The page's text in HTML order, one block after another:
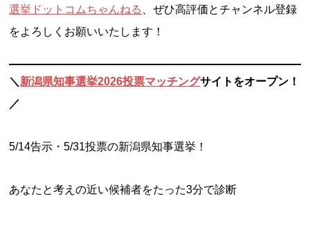
選挙ドットコムちゃんねる
、ぜひ高評価とチャンネル登録
をよろしくお願いいたします！
＼ 新潟県知事選挙2026投票マッチングサイトをオープン！
／
5/14告示・5/31投票の新潟県知事選挙！
あなたと考えの近い候補者をたった3分で診断